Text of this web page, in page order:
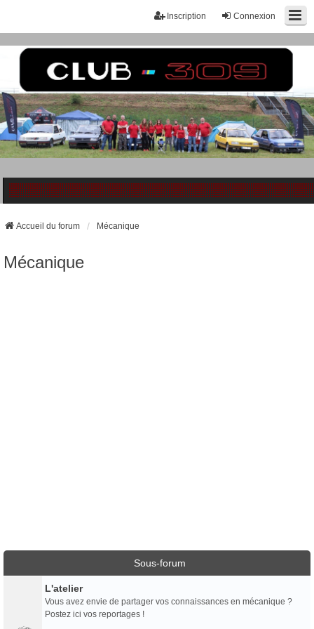
Connexion
Inscription
Accueil du forum Mécanique
Mécanique
Sous-forum
L'atelier
Vous avez envie de partager vos connaissances en mécanique ?
Postez ici vos reportages !